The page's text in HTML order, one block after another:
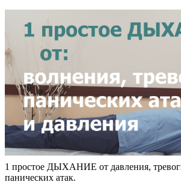
1 простое ДЫХАНИЕ от давления,
панических атак.